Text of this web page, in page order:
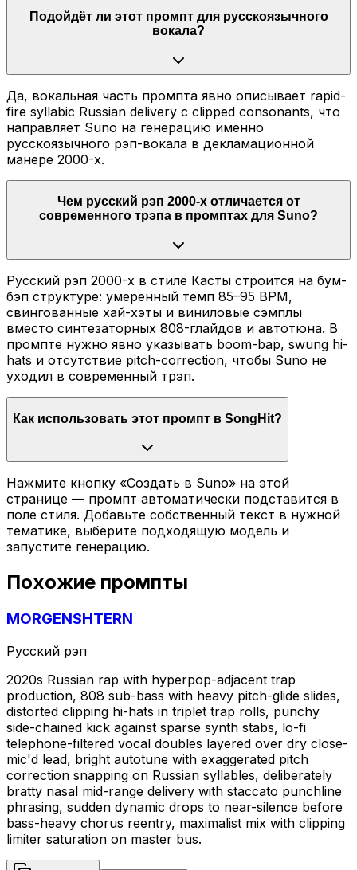
Подойдёт ли этот промпт для русскоязычного
вокала?
Да, вокальная часть промпта явно описывает rapid-
fire syllabic Russian delivery с clipped consonants, что
направляет Suno на генерацию именно
русскоязычного рэп-вокала в декламационной
манере 2000-х.
Чем русский рэп 2000-х отличается от
современного трэпа в промптах для Suno?
Русский рэп 2000-х в стиле Касты строится на бум-
бэп структуре: умеренный темп 85–95 BPM,
свингованные хай-хэты и виниловые сэмплы
вместо синтезаторных 808-глайдов и автотюна. В
промпте нужно явно указывать boom-bap, swung hi-
hats и отсутствие pitch-correction, чтобы Suno не
уходил в современный трэп.
Как использовать этот промпт в SongHit?
Нажмите кнопку «Создать в Suno» на этой
странице — промпт автоматически подставится в
поле стиля. Добавьте собственный текст в нужной
тематике, выберите подходящую модель и
запустите генерацию.
Похожие промпты
MORGENSHTERN
Русский рэп
2020s Russian rap with hyperpop-adjacent trap
production, 808 sub-bass with heavy pitch-glide slides,
distorted clipping hi-hats in triplet trap rolls, punchy
side-chained kick against sparse synth stabs, lo-fi
telephone-filtered vocal doubles layered over dry close-
mic'd lead, bright autotune with exaggerated pitch
correction snapping on Russian syllables, deliberately
bratty nasal mid-range delivery with staccato punchline
phrasing, sudden dynamic drops to near-silence before
bass-heavy chorus reentry, maximalist mix with clipping
limiter saturation on master bus.